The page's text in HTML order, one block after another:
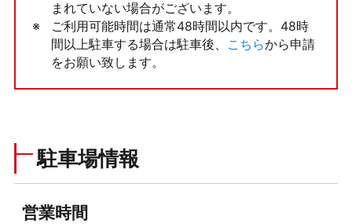
まれていない場合がございます。
ご利用可能時間は通常48時間以内です。48時
間以上駐車する場合は駐車後、
こちらから申請
をお願い致します。
駐車場情報
営業時間